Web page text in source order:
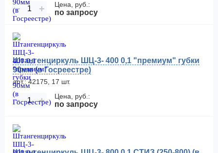
− + Цена, руб.:
по запросу
Штангенциркуль ШЦ-3- 400 0,1 "премиум" губки
90мм (в Госреестре)
арт.: 42175, 17 шт.
− + Цена, руб.:
по запросу